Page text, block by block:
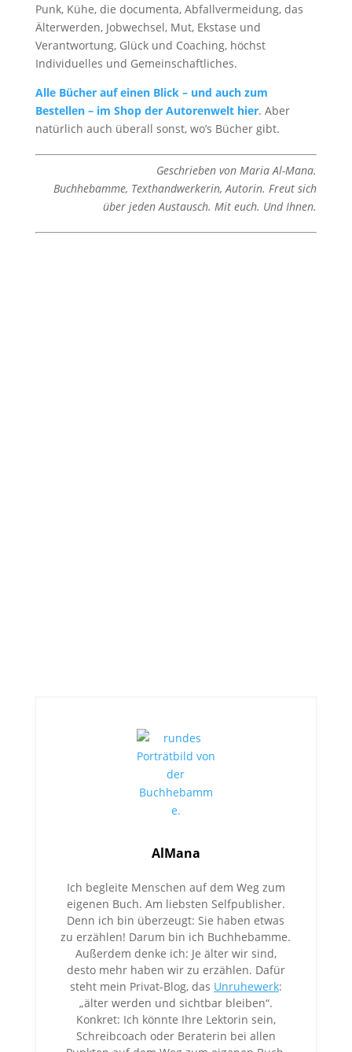
Punk, Kühe, die documenta, Abfallvermeidung, das
Älterwerden, Jobwechsel, Mut, Ekstase und
Verantwortung, Glück und Coaching, höchst
Individuelles und Gemeinschaftliches.
Alle Bücher auf einen Blick – und auch zum
Bestellen – im Shop der Autorenwelt hier. Aber
natürlich auch überall sonst, wo’s Bücher gibt.
Geschrieben von Maria Al-Mana.
Buchhebamme, Texthandwerkerin, Autorin. Freut sich
über jeden Austausch. Mit euch. Und Ihnen.
AlMana
Ich begleite Menschen auf dem Weg zum
eigenen Buch. Am liebsten Selfpublisher.
Denn ich bin überzeugt: Sie haben etwas
zu erzählen! Darum bin ich Buchhebamme.
Außerdem denke ich: Je älter wir sind,
desto mehr haben wir zu erzählen. Dafür
steht mein Privat-Blog, das Unruhewerk:
„älter werden und sichtbar bleiben“.
Konkret: Ich könnte Ihre Lektorin sein,
Schreibcoach oder Beraterin bei allen